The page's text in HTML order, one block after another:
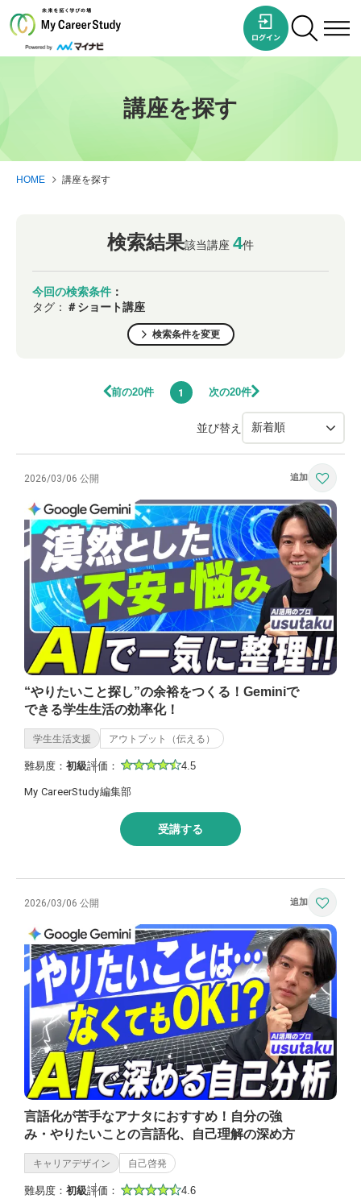
講座を探す
HOME 講座を探す
検索結果該当講座 4件
今回の検索条件 ：
タグ： ＃ショート講座
検索条件を変更
前の20件 1 次の20件
並び替え
2026/03/06 公開
“やりたいこと探し”の余裕をつくる！Geminiで
できる学生生活の効率化！
学生生活支援 アウトプット（伝える）
難易度： 初級評価： 4.5
My CareerStudy編集部
受講する
2026/03/06 公開
言語化が苦手なアナタにおすすめ！自分の強
み・やりたいことの言語化、自己理解の深め方
キャリアデザイン 自己啓発
難易度： 初級評価： 4.6